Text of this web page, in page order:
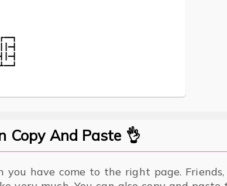
Copy And Paste 👌
you have come to the right page. Friends,